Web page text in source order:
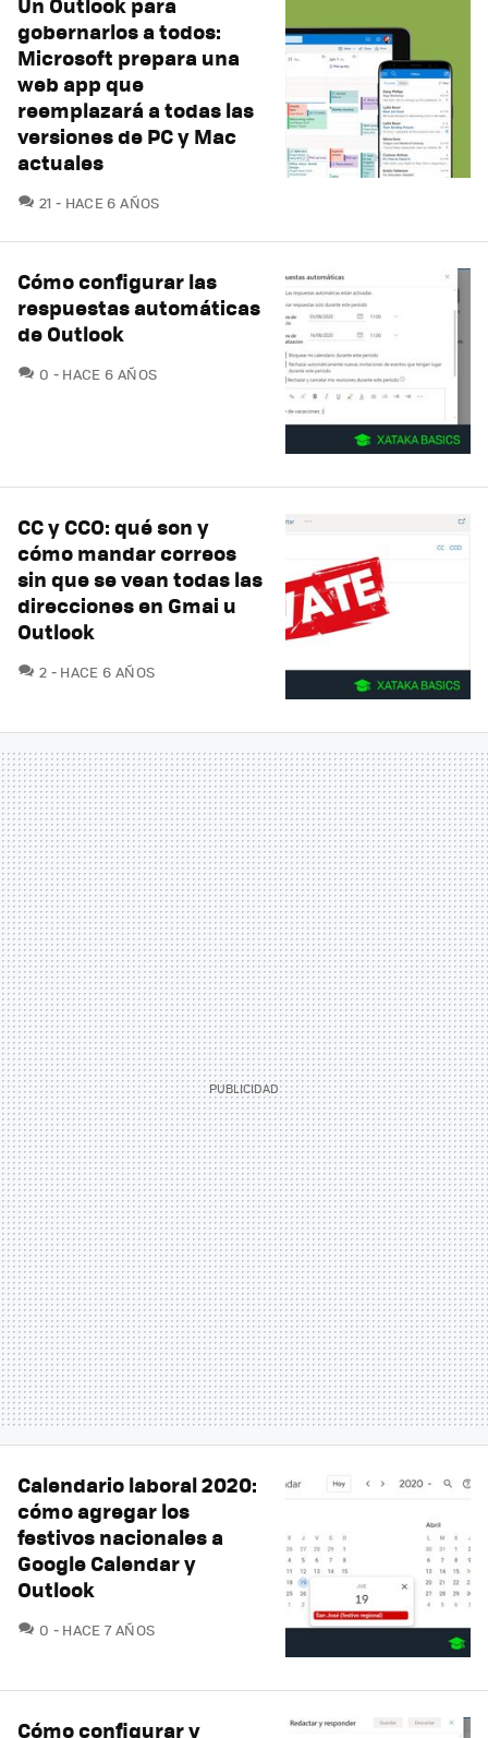
gobernarlos a todos:
Microsoft prepara una
web app que
reemplazará a todas las
versiones de PC y Mac
actuales
21 COMENTARIOS
HACE 6 AÑOS
Cómo configurar las
respuestas automáticas
de Outlook
0 COMENTARIOS
HACE 6 AÑOS
CC y CCO: qué son y
cómo mandar correos
sin que se vean todas las
direcciones en Gmai u
Outlook
2 COMENTARIOS
HACE 6 AÑOS
Calendario laboral 2020:
cómo agregar los
festivos nacionales a
Google Calendar y
Outlook
0 COMENTARIOS
HACE 7 AÑOS
Cómo configurar y